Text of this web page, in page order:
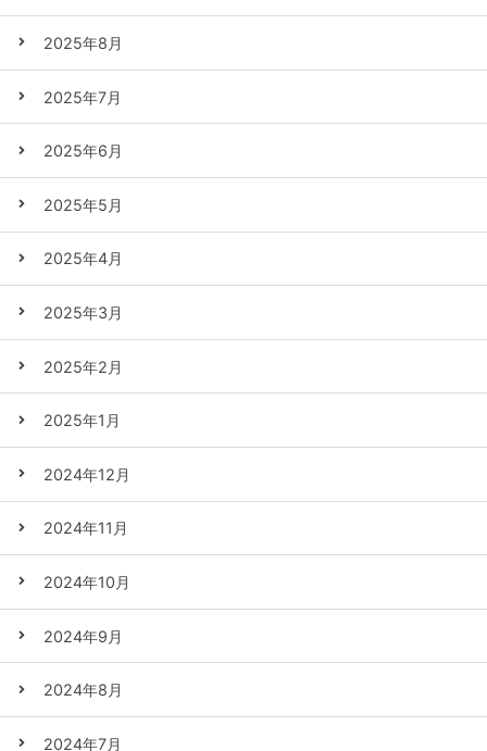
2025年8月
2025年7月
2025年6月
2025年5月
2025年4月
2025年3月
2025年2月
2025年1月
2024年12月
2024年11月
2024年10月
2024年9月
2024年8月
2024年7月